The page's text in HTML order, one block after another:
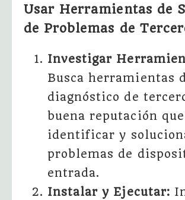
Usar Herramientas de
de Problemas de
Investigar
Busca herramientas
diagnóstico de
buena reputación
identificar y
problemas de
entrada.
Instalar y Ejecutar: